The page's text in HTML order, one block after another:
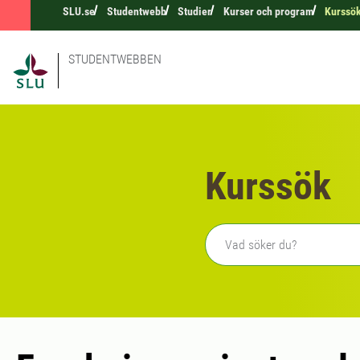
SLU.se Studentwebb Studier Kurser och program
STUDENTWEBBEN
Kurssök
Fritext sökning